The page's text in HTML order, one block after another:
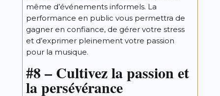
même d’événements informels. La
performance en public vous permettra de
gagner en confiance, de gérer votre stress
et d’exprimer pleinement votre passion
pour la musique.
#8 – Cultivez la passion et
la persévérance